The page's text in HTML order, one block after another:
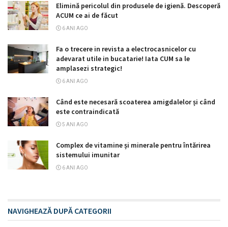
Elimină pericolul din produsele de igienă. Descoperă
ACUM ce ai de făcut
6 ANI AGO
Fa o trecere in revista a electrocasnicelor cu
adevarat utile in bucatarie! Iata CUM sa le
amplasezi strategic!
6 ANI AGO
Când este necesară scoaterea amigdalelor și când
este contraindicată
5 ANI AGO
Complex de vitamine și minerale pentru întărirea
sistemului imunitar
6 ANI AGO
NAVIGHEAZĂ DUPĂ CATEGORII